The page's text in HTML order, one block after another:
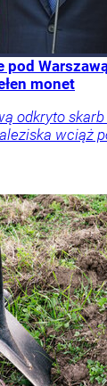
pod
monet
odkryto
wciąż